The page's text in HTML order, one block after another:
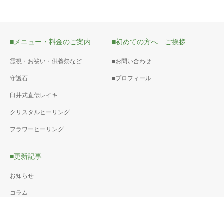
■メニュー・料金のご案内
霊視・お祓い・供養祭など
守護石
臼井式直伝レイキ
クリスタルヒーリング
フラワーヒーリング
■初めての方へ ご挨拶
■お問い合わせ
■プロフィール
■更新記事
お知らせ
コラム